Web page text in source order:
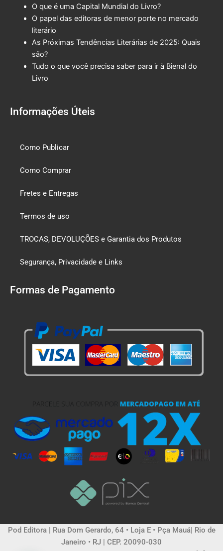
O que é uma Capital Mundial do Livro?
O papel das editoras de menor porte no mercado
literário
As Próximas Tendências Literárias de 2025: Quais
são?
Tudo o que você precisa saber para ir à Bienal do
Livro
Informações Úteis
Como Publicar
Como Comprar
Fretes e Entregas
Termos de uso
TROCAS, DEVOLUÇÕES e Garantia dos Produtos
Segurança, Privacidade e Links
Formas de Pagamento
Pod Editora | Rua Dom Gerardo, 64 • Loja E • Pça Mauá| Rio de
Janeiro • RJ | CEP. 20090-030